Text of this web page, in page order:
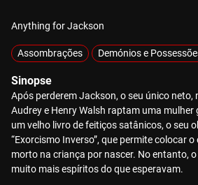
Anything for Jackson
Assombrações Demónios e
Sinopse
Após perderem Jackson, o seu único neto,
Audrey e Henry Walsh raptam uma mulher
um velho livro de feitiços satânicos, o seu
“Exorcismo Inverso”, que permite colocar
morto na criança por nascer. No entanto,
muito mais espíritos do que esperavam.